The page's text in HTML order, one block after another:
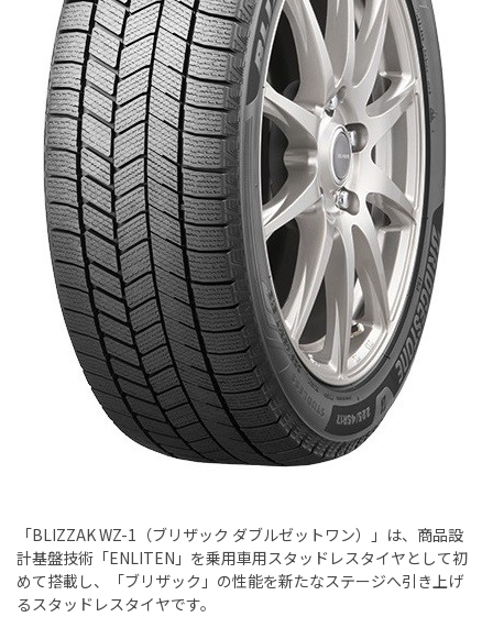
「BLIZZAK WZ-1（ブリザック ダブルゼットワン）」は、商品設
計基盤技術「ENLITEN」を乗用車用スタッドレスタイヤとして初
めて搭載し、「ブリザック」の性能を新たなステージへ引き上げ
るスタッドレスタイヤです。